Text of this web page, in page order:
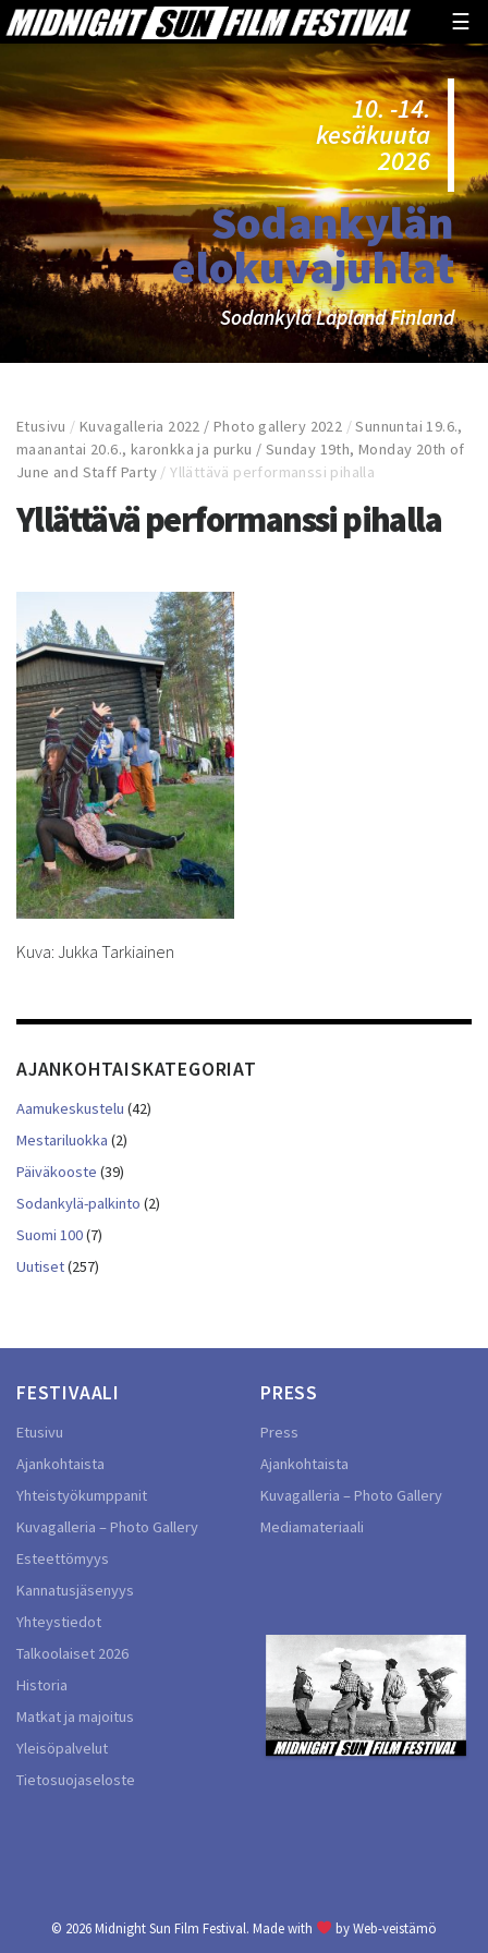
☰
10. -14.
kesäkuuta
2026
Sodankylän
elokuvajuhlat
Sodankylä Lapland Finland
Etusivu /Kuvagalleria 2022 / Photo gallery 2022 /Sunnuntai 19.6.,
maanantai 20.6., karonkka ja purku / Sunday 19th, Monday 20th of
June and Staff Party /Yllättävä performanssi pihalla
Yllättävä performanssi pihalla
Kuva: Jukka Tarkiainen
AJANKOHTAISKATEGORIAT
Aamukeskustelu (42)
Mestariluokka (2)
Päiväkooste (39)
Sodankylä-palkinto (2)
Suomi 100(7)
Uutiset(257)
FESTIVAALI
Etusivu
Ajankohtaista
Yhteistyökumppanit
Kuvagalleria – Photo Gallery
Esteettömyys
Kannatusjäsenyys
Yhteystiedot
Talkoolaiset 2026
Historia
Matkat ja majoitus
Yleisöpalvelut
Tietosuojaseloste
PRESS
Press
Ajankohtaista
Kuvagalleria – Photo Gallery
Mediamateriaali
© 2026Midnight Sun Film Festival. Made with byWeb-veistämö